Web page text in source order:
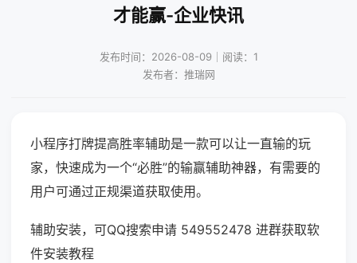
才能赢-企业快讯
发布时间：2026-08-09｜阅读：1
发布者：推瑞网
小程序打牌提高胜率辅助是一款可以让一直输的玩
家，快速成为一个“必胜”的输赢辅助神器，有需要的
用户可通过正规渠道获取使用。
辅助安装，可QQ搜索申请 549552478 进群获取软
件安装教程